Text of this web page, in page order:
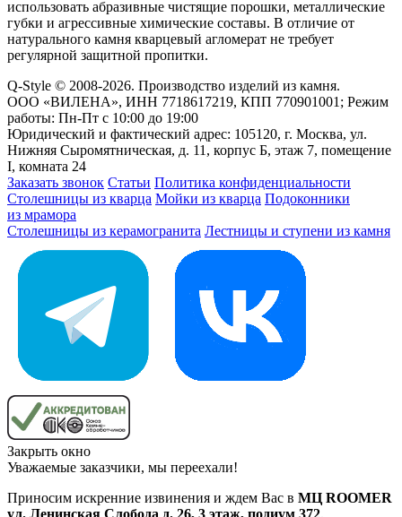
использовать абразивные чистящие порошки, металлические
губки и агрессивные химические составы. В отличие от
натурального камня кварцевый агломерат не требует
регулярной защитной пропитки.
Q-Style © 2008-2026. Производство изделий из камня.
ООО «ВИЛЕНА», ИНН 7718617219, КПП 770901001; Режим
работы: Пн-Пт с 10:00 до 19:00
Юридический и фактический адрес: 105120, г. Москва, ул.
Нижняя Сыромятническая, д. 11, корпус Б, этаж 7, помещение
I, комната 24
Заказать звонок Статьи Политика конфиденциальности
Столешницы из кварца Мойки из кварца Подоконники
из мрамора
Столешницы из керамогранита Лестницы и ступени из камня
Закрыть окно
Уважаемые заказчики, мы переехали!
Приносим искренние извинения и ждем Вас в МЦ ROOMER
ул. Ленинская Слобода д. 26, 3 этаж, подиум 372.